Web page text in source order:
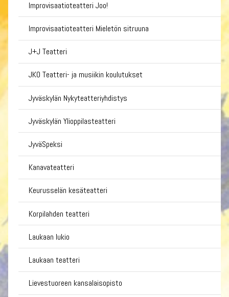
Improvisaatioteatteri Joo!
Improvisaatioteatteri Mieletön sitruuna
J+J Teatteri
JKO Teatteri- ja musiikin koulutukset
Jyväskylän Nykyteatteriyhdistys
Jyväskylän Ylioppilasteatteri
JyväSpeksi
Kanavateatteri
Keurusselän kesäteatteri
Korpilahden teatteri
Laukaan lukio
Laukaan teatteri
Lievestuoreen kansalaisopisto